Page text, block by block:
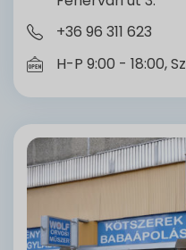
+36 96 311 623
H-P 9:00 - 18:00,